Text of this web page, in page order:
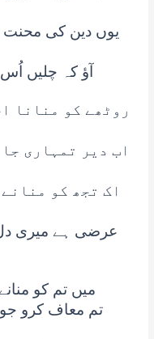
یوں دین کی محنت
آؤ کہ چلیں اُس
روٹھے کو منانا
اب دیر تمہاری
اک تجھ کو
عرضی ہے میری
میں تم کو
تم معاف کرو